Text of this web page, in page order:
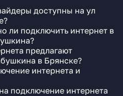
доступны на ул
ли подключить интернет в
предлагают
в Брянске?
интернета и
подключение интернета